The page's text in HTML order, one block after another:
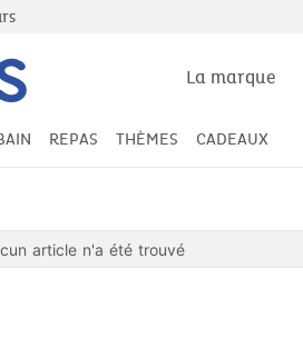
La marque
REPAS THÈMES CADEAUX
article n'a été trouvé